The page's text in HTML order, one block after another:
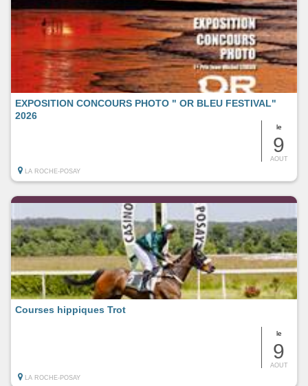
le
9
AOUT
EXPOSITION CONCOURS PHOTO " OR BLEU FESTIVAL"
2026
LA ROCHE-POSAY
le
9
AOUT
Courses hippiques Trot
LA ROCHE-POSAY